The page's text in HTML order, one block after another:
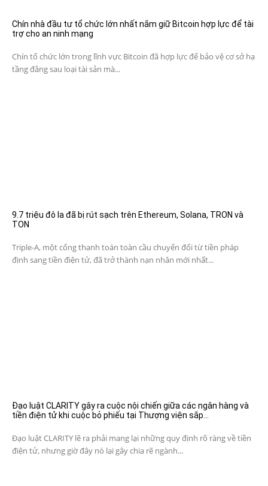
Chín nhà đầu tư tổ chức lớn nhất nắm giữ Bitcoin hợp lực để tài
trợ cho an ninh mạng
Chín tổ chức lớn trong lĩnh vực Bitcoin đã hợp lực để bảo vệ cơ sở hạ
tầng đằng sau loại tài sản mà...
9.7 triệu đô la đã bị rút sạch trên Ethereum, Solana, TRON và
TON
Triple-A, một cổng thanh toán toàn cầu chuyển đổi từ tiền pháp
định sang tiền điện tử, đã trở thành nạn nhân mới nhất...
Đạo luật CLARITY gây ra cuộc nội chiến giữa các ngân hàng và
tiền điện tử khi cuộc bỏ phiếu tại Thượng viện sắp...
Đạo luật CLARITY lẽ ra phải mang lại những quy định rõ ràng về tiền
điện tử, nhưng giờ đây nó lại gây chia rẽ ngành...